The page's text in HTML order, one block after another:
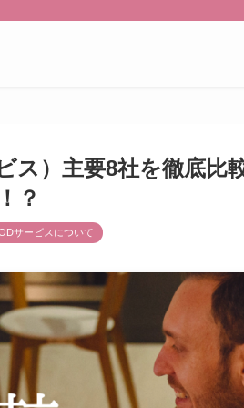
ス）主要8社を徹底比
？
サービスについて